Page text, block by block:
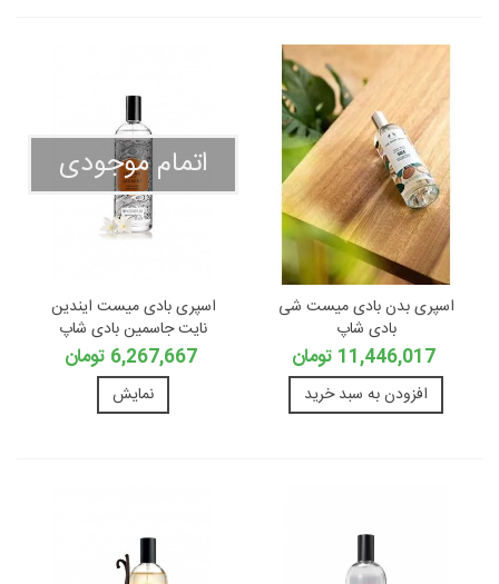
اسپری بدن بادی میست شی
بادی شاپ
11,446,017 تومان
افزودن به سبد خرید
اتمام موجودی
اسپری بادی میست ایندین
نایت جاسمین بادی شاپ
6,267,667 تومان
نمایش